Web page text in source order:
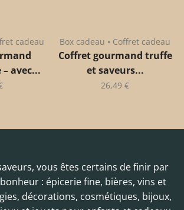
cadeau
avec...
Box cadeau • Coffret cadeau
Coffret gourmand truffe
et saveurs...
26,49 €
vous êtes certains de finir par
: épicerie fine, bières, vins et
décorations, cosmétiques, bijoux,